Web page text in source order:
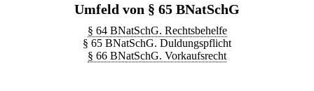
Umfeld von § 65 BNatSchG
§ 64 BNatSchG. Rechtsbehelfe
§ 65 BNatSchG. Duldungspflicht
§ 66 BNatSchG. Vorkaufsrecht